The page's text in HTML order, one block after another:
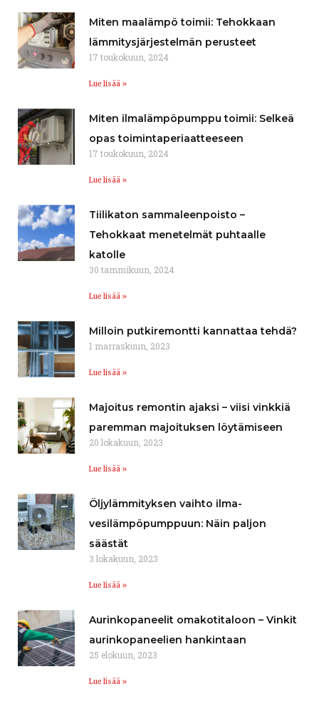
Miten maalämpö toimii: Tehokkaan
lämmitysjärjestelmän perusteet
17 toukokuun, 2024
Lue lisää »
Miten ilmalämpöpumppu toimii: Selkeä
opas toimintaperiaatteeseen
17 toukokuun, 2024
Lue lisää »
Tiilikaton sammaleenpoisto –
Tehokkaat menetelmät puhtaalle
katolle
30 tammikuun, 2024
Lue lisää »
Milloin putkiremontti kannattaa tehdä?
1 marraskuun, 2023
Lue lisää »
Majoitus remontin ajaksi – viisi vinkkiä
paremman majoituksen löytämiseen
20 lokakuun, 2023
Lue lisää »
Öljylämmityksen vaihto ilma-
vesilämpöpumppuun: Näin paljon
säästät
3 lokakuun, 2023
Lue lisää »
Aurinkopaneelit omakotitaloon – Vinkit
aurinkopaneelien hankintaan
25 elokuun, 2023
Lue lisää »